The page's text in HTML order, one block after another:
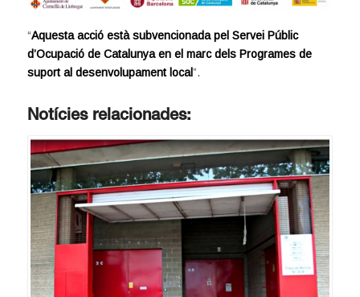
“Aquesta acció està subvencionada pel Servei Públic
d’Ocupació de Catalunya en el marc dels Programes de
suport al desenvolupament local”.
Notícies relacionades: